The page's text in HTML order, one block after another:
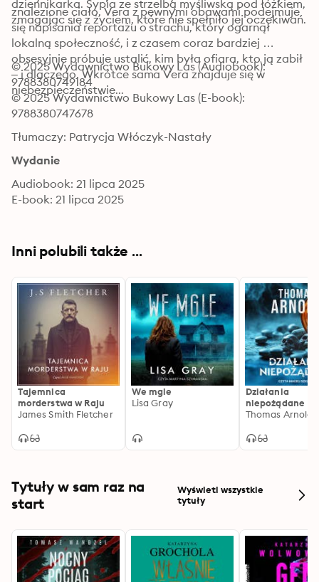
dziennikarka. Sypia ze strzelbą myśliwską pod łóżkiem,
zmagając się z życiem, które nie spełniło jej oczekiwań.
znalezione ciało, Vera z pewnymi obawami podejmuje
się napisania reportażu o strachu, który ogarnął
lokalną społeczność, i z czasem coraz bardziej
obsesyjnie próbuje ustalić, kim była ofiara, kto ją zabił
– i dlaczego. Wkrótce sama Vera znajduje się w
niebezpieczeństwie...
© 2025 Wydawnictwo Bukowy Las (Audiobook):
9788380749184
© 2025 Wydawnictwo Bukowy Las (E-book):
9788380747678
Tłumaczy: Patrycja Włóczyk-Nastały
Wydanie
Audiobook: 21 lipca 2025
E-book: 21 lipca 2025
Inni polubili także ...
Tajemnica
morderstwa w Raju
James Smith Fletcher
We mgle
Lisa Gray
Działania
niepożądane
Thomas Arnold
Tytuły w sam raz na
start
Wyświetl wszystkie
tytuły